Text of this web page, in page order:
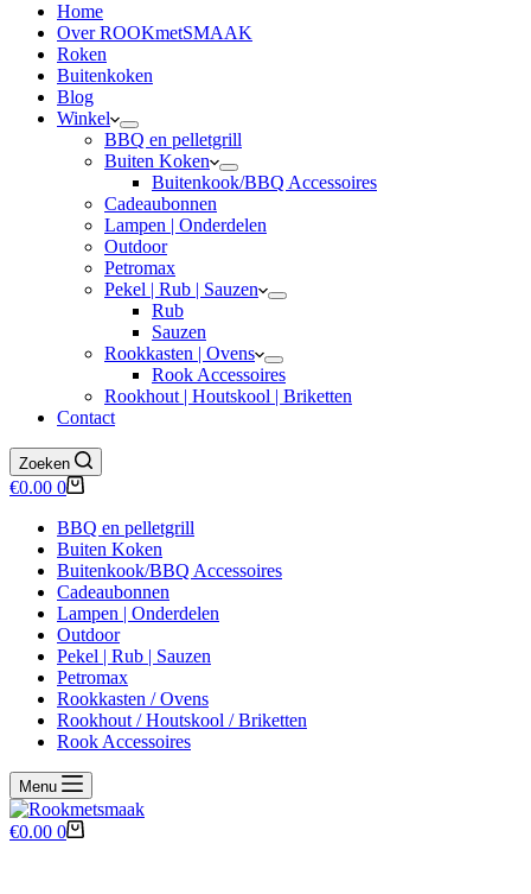
Home
Over ROOKmetSMAAK
Roken
Buitenkoken
Blog
Winkel
BBQ en pelletgrill
Buiten Koken
Buitenkook/BBQ Accessoires
Cadeaubonnen
Lampen | Onderdelen
Outdoor
Petromax
Pekel | Rub | Sauzen
Rub
Sauzen
Rookkasten | Ovens
Rook Accessoires
Rookhout | Houtskool | Briketten
Contact
Zoeken
Winkelwagen
€0.00 0
BBQ en pelletgrill
Buiten Koken
Buitenkook/BBQ Accessoires
Cadeaubonnen
Lampen | Onderdelen
Outdoor
Pekel | Rub | Sauzen
Petromax
Rookkasten / Ovens
Rookhout / Houtskool / Briketten
Rook Accessoires
Menu
Winkelwagen
€0.00 0